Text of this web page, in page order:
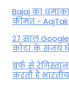
Bajaj का
कीमत - AajTak
27 साल
कोटा के संजय
बर्फ से
करती है